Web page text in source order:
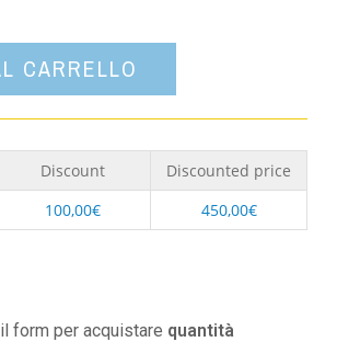
CARRELLO
Discount
Discounted price
100,00€ 450,00€
form per acquistare quantità